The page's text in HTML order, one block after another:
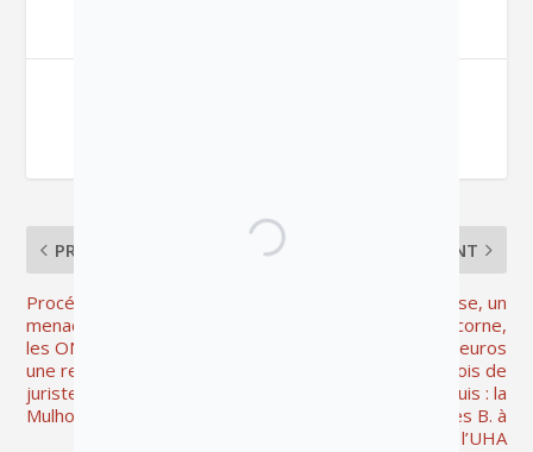
PRÉCÉDENT
Procédures-baillons et
menaces tous azimuts sur
les ONG et les médias :
une rencontre avec la
juriste Sophie Lemaître à
Mulhouse
SUIVANT
A Mulhouse, un
« corbeau », une licorne,
70 000 euros
d’honoraires et 8 mois de
sursis requis : la
démesure du procès B. à
l’UHA